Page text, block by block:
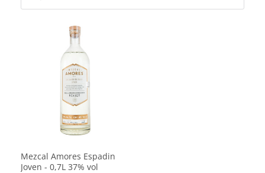
Mezcal Amores Espadin
Joven - 0,7L 37% vol